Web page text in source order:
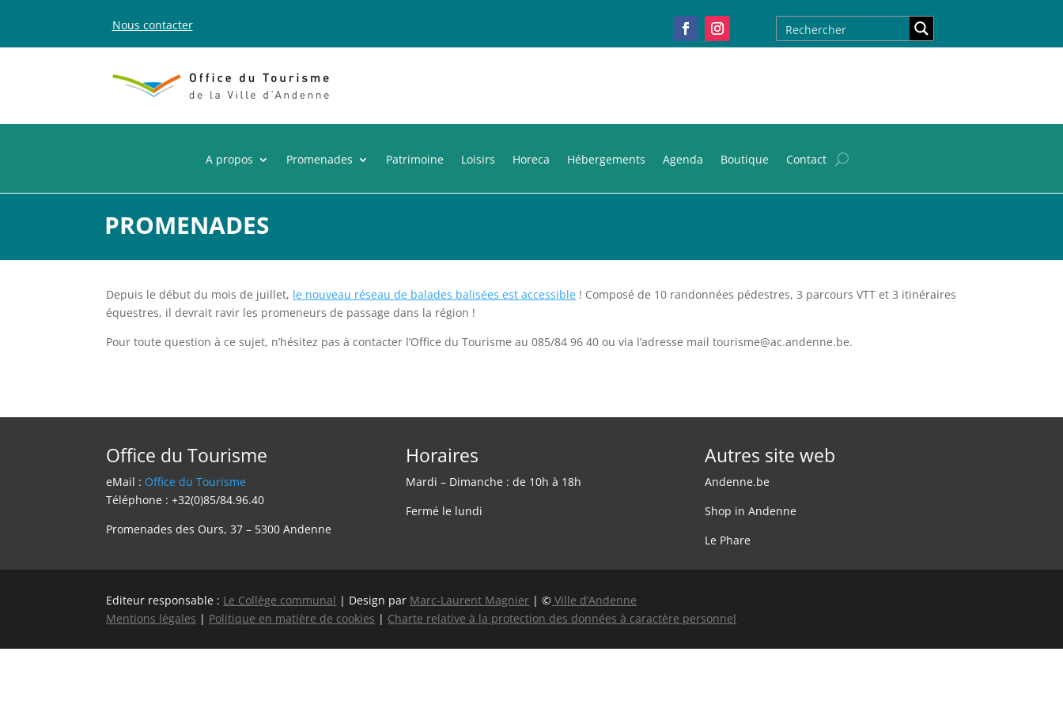
Nous contacter
A propos Promenades Patrimoine Loisirs Horeca Hébergements Agenda Boutique Contact
PROMENADES
Depuis le début du mois de juillet, le nouveau réseau de balades balisées est accessible ! Composé de 10 randonnées pédestres, 3 parcours VTT et 3 itinéraires
équestres, il devrait ravir les promeneurs de passage dans la région !
Pour toute question à ce sujet, n’hésitez pas à contacter l’Office du Tourisme au 085/84 96 40 ou via l’adresse mail tourisme@ac.andenne.be.
Office du Tourisme
eMail : Office du Tourisme
Téléphone : +32(0)85/84.96.40
Promenades des Ours, 37 – 5300 Andenne
Horaires
Mardi – Dimanche : de 10h à 18h
Fermé le lundi
Autres site web
Andenne.be
Shop in Andenne
Le Phare
Editeur responsable : Le Collège communal | Design par Marc-Laurent Magnier | © Ville d’Andenne
Mentions légales | Politique en matière de cookies | Charte relative à la protection des données à caractère personnel